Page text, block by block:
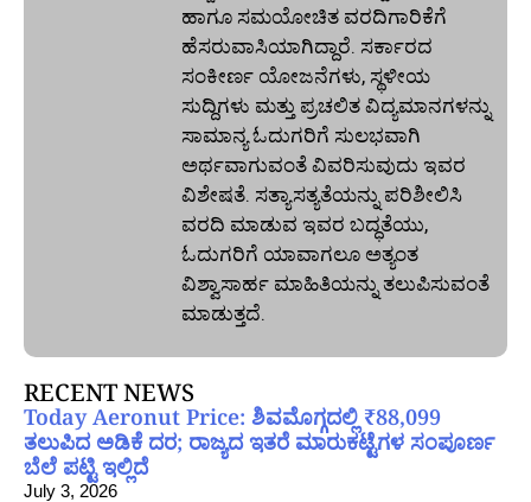
ಹಾಗೂ ಸಮಯೋಚಿತ ವರದಿಗಾರಿಕೆಗೆ
ಹೆಸರುವಾಸಿಯಾಗಿದ್ದಾರೆ. ಸರ್ಕಾರದ
ಸಂಕೀರ್ಣ ಯೋಜನೆಗಳು, ಸ್ಥಳೀಯ
ಸುದ್ದಿಗಳು ಮತ್ತು ಪ್ರಚಲಿತ ವಿದ್ಯಮಾನಗಳನ್ನು
ಸಾಮಾನ್ಯ ಓದುಗರಿಗೆ ಸುಲಭವಾಗಿ
ಅರ್ಥವಾಗುವಂತೆ ವಿವರಿಸುವುದು ಇವರ
ವಿಶೇಷತೆ. ಸತ್ಯಾಸತ್ಯತೆಯನ್ನು ಪರಿಶೀಲಿಸಿ
ವರದಿ ಮಾಡುವ ಇವರ ಬದ್ಧತೆಯು,
ಓದುಗರಿಗೆ ಯಾವಾಗಲೂ ಅತ್ಯಂತ
ವಿಶ್ವಾಸಾರ್ಹ ಮಾಹಿತಿಯನ್ನು ತಲುಪಿಸುವಂತೆ
ಮಾಡುತ್ತದೆ.
RECENT NEWS
Today Aeronut Price: ಶಿವಮೊಗ್ಗದಲ್ಲಿ ₹88,099
ತಲುಪಿದ ಅಡಿಕೆ ದರ; ರಾಜ್ಯದ ಇತರೆ ಮಾರುಕಟ್ಟೆಗಳ ಸಂಪೂರ್ಣ
ಬೆಲೆ ಪಟ್ಟಿ ಇಲ್ಲಿದೆ
July 3, 2026